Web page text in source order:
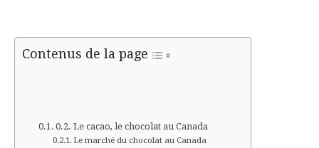
Contenus de la page
Le cacao, le chocolat au Canada
Le marché du chocolat au Canada